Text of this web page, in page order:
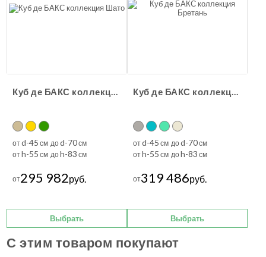
Куб де БАКС коллекция Шато
отd-45 см доd-70см
отh-55 см доh-83 см
от295 982руб.
Выбрать
Куб де БАКС коллекция Бретань
отd-45 см доd-70см
отh-55 см доh-83 см
от319 486руб.
Выбрать
С этим товаром покупают